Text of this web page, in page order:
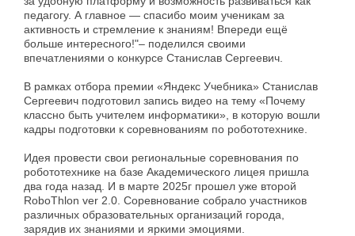
педагогу. А главное — спасибо моим ученикам за
активность и стремление к знаниям! Впереди ещё
больше интересного!"– поделился своими
впечатлениями о конкурсе Станислав Сергеевич.
В рамках отбора премии «Яндекс Учебника» Станислав
Сергеевич подготовил запись видео на тему «Почему
классно быть учителем информатики», в которую вошли
кадры подготовки к соревнованиям по робототехнике.
Идея провести свои региональные соревнования по
робототехнике на базе Академического лицея пришла
два года назад. И в марте 2025г прошел уже второй
RoboThlon ver 2.0. Соревнование собрало участников
различных образовательных организаций города,
зарядив их знаниями и яркими эмоциями.